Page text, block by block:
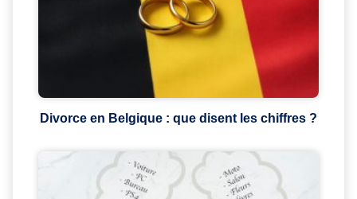
Divorce en Belgique : que disent les chiffres ?